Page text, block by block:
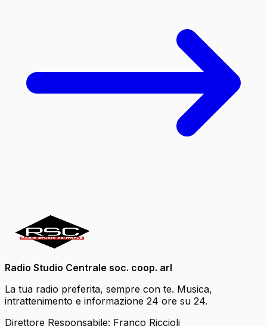
Radio Studio Centrale soc. coop. arl
La tua radio preferita, sempre con te. Musica,
intrattenimento e informazione 24 ore su 24.
Direttore Responsabile: Franco Riccioli